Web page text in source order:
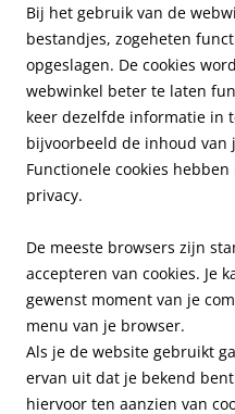
Bij het gebruik van de
bestandjes, zogeheten
opgeslagen. De cookies
webwinkel beter te laten
keer dezelfde informatie in
bijvoorbeeld de inhoud van
Functionele cookies
privacy.
De meeste browsers zijn
accepteren van cookies. Je
gewenst moment van je
menu van je browser.
Als je de website gebruikt
ervan uit dat je bekend bent
hiervoor ten aanzien van